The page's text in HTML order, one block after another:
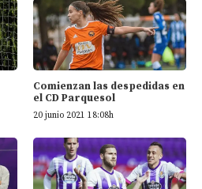
Comienzan las despedidas en
el CD Parquesol
20 junio 2021 18:08h